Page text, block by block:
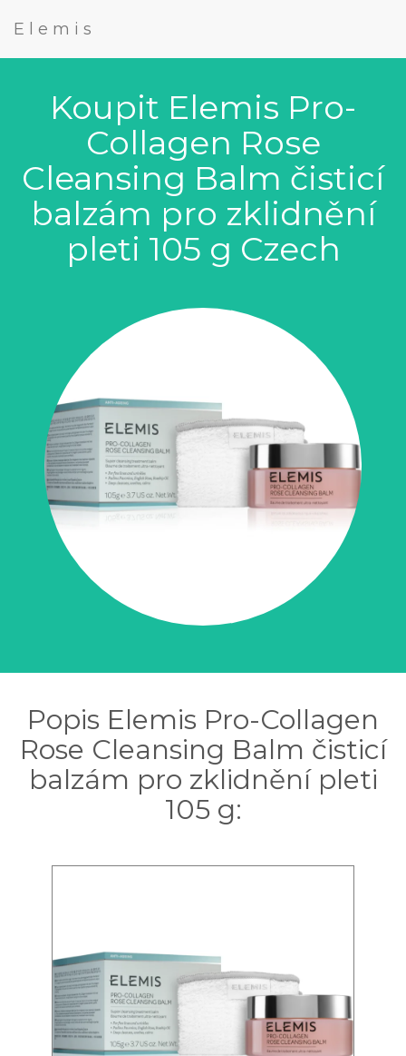
Elemis
Koupit Elemis Pro-
Collagen Rose
Cleansing Balm čisticí
balzám pro zklidnění
pleti 105 g Czech
Popis Elemis Pro-Collagen
Rose Cleansing Balm čisticí
balzám pro zklidnění pleti
105 g: